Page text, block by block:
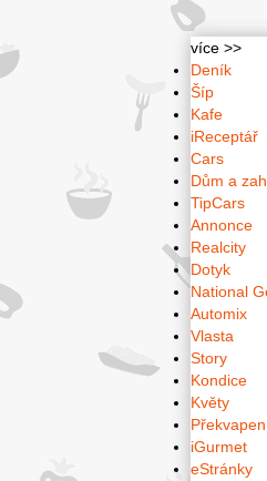
více >>
Deník
Šíp
Kafe
iReceptář
Cars
Dům a
TipCars
Annonce
Realcity
Dotyk
National
Automix
Vlasta
Story
Kondice
Květy
iGurmet
eStránky